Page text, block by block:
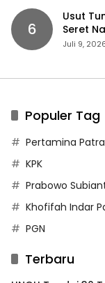
6
Usut
Seret
Juli 9,
Populer Tag
Pertamina
KPK
Prabowo
Khofifah Indar
PGN
Terbaru